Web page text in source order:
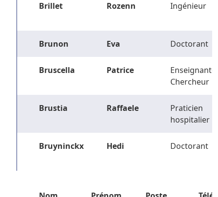
Brillet Rozenn Ingénieur
Brunon Eva Doctorant
Bruscella Patrice
Enseignant-
Chercheur
Brustia Raffaele
Praticien
hospitalier
Bruyninckx Hedi Doctorant